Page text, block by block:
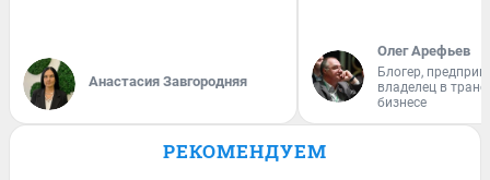
Анастасия Завгородняя
Олег Арефьев
Блогер,
владелец в
бизнесе
РЕКОМЕНДУЕМ